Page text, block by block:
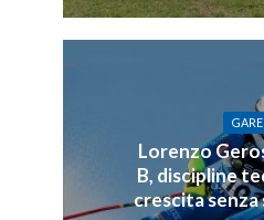
GARE
Lorenzo
B, discipline
crescita